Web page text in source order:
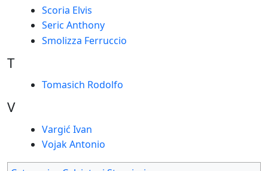
Scoria Elvis
Seric Anthony
Smolizza Ferruccio
T
Tomasich Rodolfo
V
Vargić Ivan
Vojak Antonio